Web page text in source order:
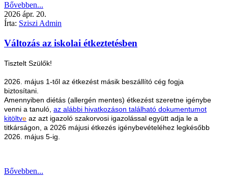
Bővebben...
2026 ápr. 20.
Írta: Sziszi Admin
Változás az iskolai étkeztetésben
Tisztelt Szülők!
2026. május 1-től az étkezést másik beszállító cég fogja
biztosítani.
Amennyiben diétás (allergén mentes) étkezést szeretne igénybe
venni a tanuló, az alábbi hivatkozáson található dokumentumot
kitöltve az azt igazoló szakorvosi igazolással együtt adja le a
titkárságon, a 2026 májusi étkezés igénybevételéhez legkésőbb
2026. május 5-ig.
Bővebben...